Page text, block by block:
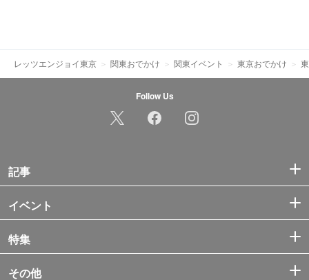
レッツエンジョイ東京 関東おでかけ 関東イベント 東京おでかけ
Follow Us
記事
イベント
特集
その他